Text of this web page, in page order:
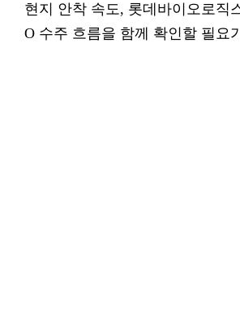
현지 안착 속도, 롯데바이오로직
O 수주 흐름을 함께 확인할 필요